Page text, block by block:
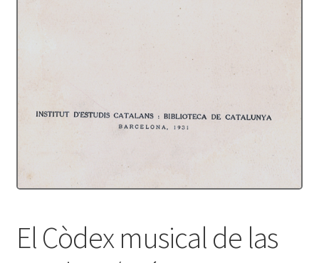
El Còdex musical de las